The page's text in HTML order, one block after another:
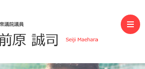
衆議院議員）